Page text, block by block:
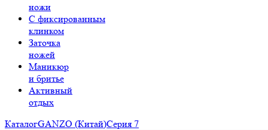
ножи
C фиксированным
клинком
Заточка
ножей
Маникюр
и бритье
Активный
отдых
КаталогGANZO (Китай)Серия 7